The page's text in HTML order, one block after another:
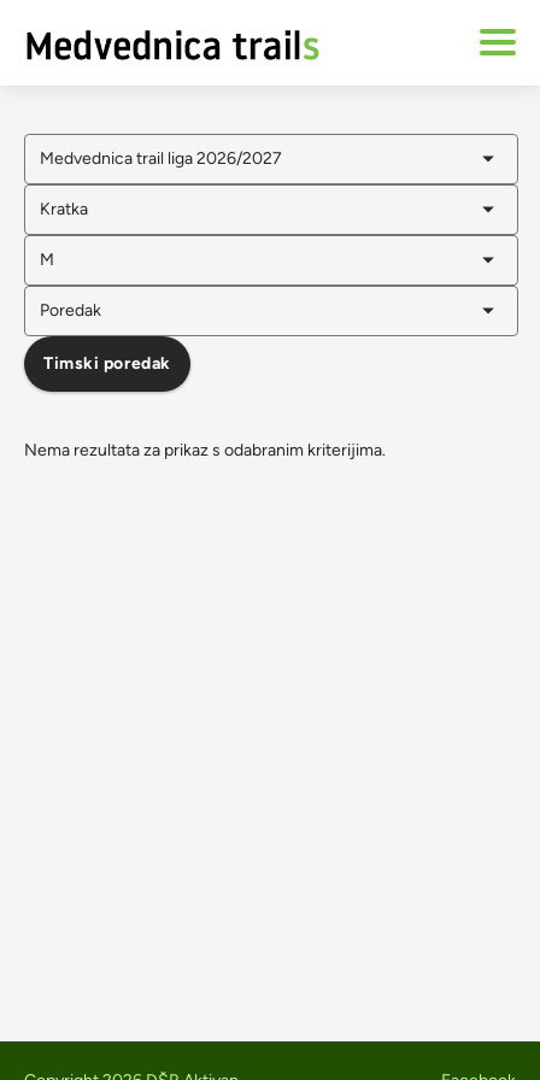
Medvednica trail liga 2026/2027
Kratka
M
Poredak
Timski poredak
Nema rezultata za prikaz s odabranim kriterijima.